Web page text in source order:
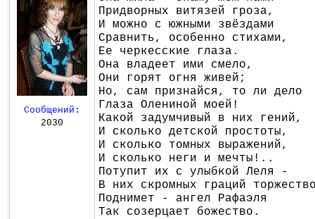
Придворных витязей гроза,
И можно с южными звёздами
Сравнить, особенно стихами,
Ее черкесские глаза.
Она владеет ими смело,
Они горят огня живей;
Но, сам признайся, то ли дело
Глаза Олениной моей!
Какой задумчивый в них гений,
И сколько детской простоты,
И сколько томных выражений,
И сколько неги и мечты!..
Потупит их с улыбкой Леля -
В них скромных граций
Поднимет - ангел Рафаэля
Так созерцает божество.
Сообщений :
2030